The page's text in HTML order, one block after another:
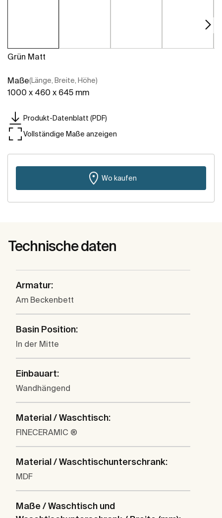
Grün Matt
Maße(Länge, Breite, Höhe)
1000 x 460 x 645 mm
Produkt-Datenblatt (PDF)
Vollständige Maße anzeigen
Wo kaufen
Technische daten
Armatur:
Am Beckenbett
Basin Position:
In der Mitte
Einbauart:
Wandhängend
Material / Waschtisch:
FINECERAMIC ®
Material / Waschtischunterschrank:
MDF
Maße / Waschtisch und